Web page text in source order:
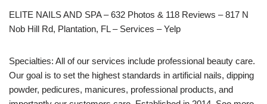
ELITE NAILS AND SPA – 632 Photos & 118 Reviews – 817 N
Nob Hill Rd, Plantation, FL – Services – Yelp
Specialties: All of our services include professional beauty care.
Our goal is to set the highest standards in artificial nails, dipping
powder, pedicures, manicures, professional products, and